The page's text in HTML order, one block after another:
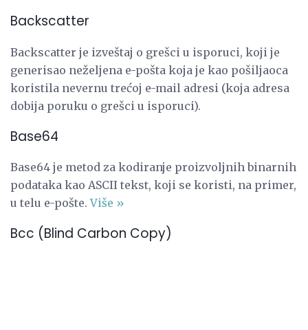
Backscatter
Backscatter je izveštaj o grešci u isporuci, koji je
generisao neželjena e-pošta koja je kao pošiljaoca
koristila nevernu trećoj e-mail adresi (koja adresa
dobija poruku o grešci u isporuci).
Base64
Base64 je metod za kodiranje proizvoljnih binarnih
podataka kao ASCII tekst, koji se koristi, na primer,
u telu e-pošte.Više »
Bcc (Blind Carbon Copy)